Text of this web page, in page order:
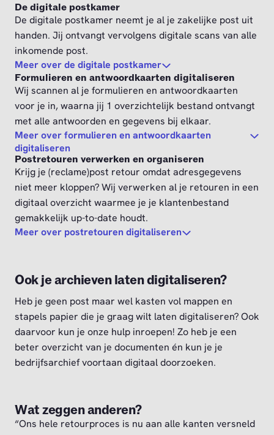
De digitale postkamer
De digitale postkamer neemt je al je zakelijke post uit
handen. Jij ontvangt vervolgens digitale scans van alle
inkomende post.
Meer over de digitale postkamer
Formulieren en antwoordkaarten digitaliseren
Wij scannen al je formulieren en antwoordkaarten
voor je in, waarna jij 1 overzichtelijk bestand ontvangt
met alle antwoorden en gegevens bij elkaar.
Meer over formulieren en antwoordkaarten
digitaliseren
Postretouren verwerken en organiseren
Krijg je (reclame)post retour omdat adresgegevens
niet meer kloppen? Wij verwerken al je retouren in een
digitaal overzicht waarmee je je klantenbestand
gemakkelijk up-to-date houdt.
Meer over postretouren digitaliseren
Ook je archieven laten digitaliseren?
Heb je geen post maar wel kasten vol mappen en
stapels papier die je graag wilt laten digitaliseren? Ook
daarvoor kun je onze hulp inroepen! Zo heb je een
beter overzicht van je documenten én kun je je
bedrijfsarchief voortaan digitaal doorzoeken.
Wat zeggen anderen?
“Ons hele retourproces is nu aan alle kanten versneld